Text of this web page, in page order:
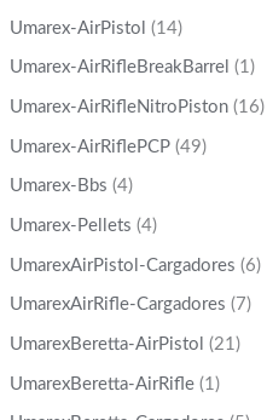
Umarex-AirPistol (14)
Umarex-AirRifleBreakBarrel (1)
Umarex-AirRifleNitroPiston (16)
Umarex-AirRiflePCP (49)
Umarex-Bbs (4)
Umarex-Pellets (4)
UmarexAirPistol-Cargadores (6)
UmarexAirRifle-Cargadores (7)
UmarexBeretta-AirPistol (21)
UmarexBeretta-AirRifle (1)